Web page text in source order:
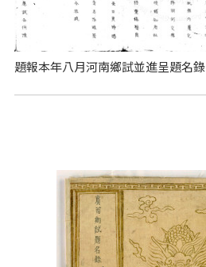
題報本年八月河南鄉試並進呈題名錄